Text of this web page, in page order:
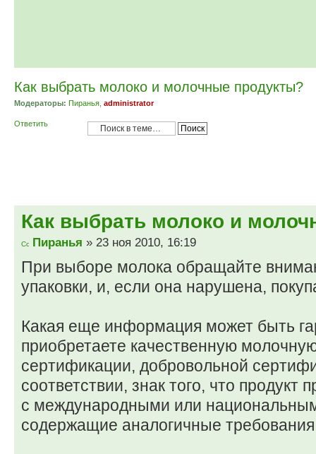
Как выбрать молоко и молочные продукты?
Модераторы: Пиранья administrator
Ответить
Как выбрать молоко и
Пиранья » 23 ноя 2010, 16:19
При выборе молока обращайте
упаковки, и, если она нарушена,
Какая еще информация может быть
приобретаете качественную
сертификации, добровольной
соответствии, знак того, что продукт
с международными или
содержащие аналогичные